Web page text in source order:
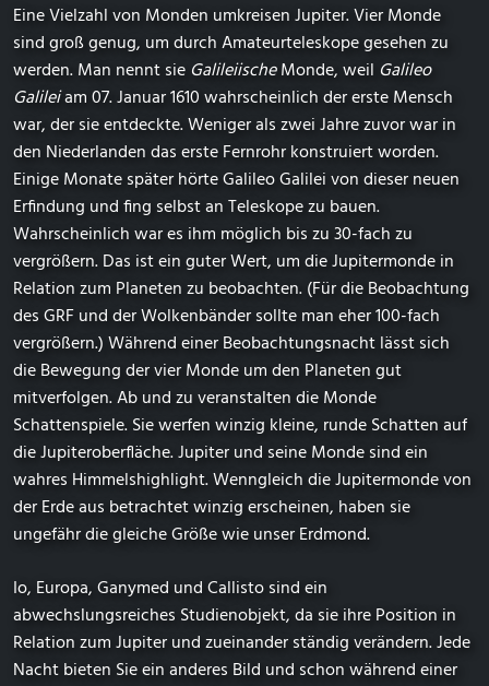
Eine Vielzahl von Monden umkreisen Jupiter. Vier Monde
sind groß genug, um durch Amateurteleskope gesehen zu
werden. Man nennt sie GalileiischeMonde, weil Galileo
Galileiam 07. Januar 1610 wahrscheinlich der erste Mensch
war, der sie entdeckte. Weniger als zwei Jahre zuvor war in
den Niederlanden das erste Fernrohr konstruiert worden.
Einige Monate später hörte Galileo Galilei von dieser neuen
Erfindung und fing selbst an Teleskope zu bauen.
Wahrscheinlich war es ihm möglich bis zu 30-fach zu
vergrößern. Das ist ein guter Wert, um die Jupitermonde in
Relation zum Planeten zu beobachten. (Für die Beobachtung
des GRF und der Wolkenbänder sollte man eher 100-fach
vergrößern.) Während einer Beobachtungsnacht lässt sich
die Bewegung der vier Monde um den Planeten gut
mitverfolgen. Ab und zu veranstalten die Monde
Schattenspiele. Sie werfen winzig kleine, runde Schatten auf
die Jupiteroberfläche. Jupiter und seine Monde sind ein
wahres Himmelshighlight. Wenngleich die Jupitermonde von
der Erde aus betrachtet winzig erscheinen, haben sie
ungefähr die gleiche Größe wie unser Erdmond.
Io, Europa, Ganymed und Callisto sind ein
abwechslungsreiches Studienobjekt, da sie ihre Position in
Relation zum Jupiter und zueinander ständig verändern. Jede
Nacht bieten Sie ein anderes Bild und schon während einer